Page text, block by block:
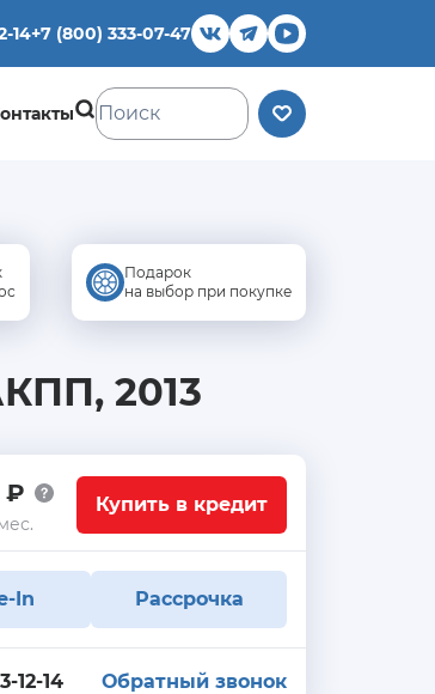
14+7 (800) 333-07-47
Подарок
на выбор при покупке
2013
₽ Купить в кредит
In Рассрочка
12-14 Обратный звонок